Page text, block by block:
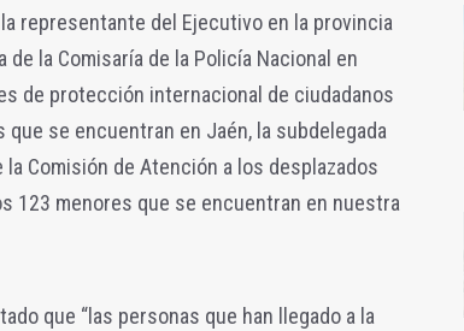
representante del Ejecutivo en la provincia
la Comisaría de la Policía Nacional en
de protección internacional de ciudadanos
se encuentran en Jaén, la subdelegada
Comisión de Atención a los desplazados
123 menores que se encuentran en nuestra
que “las personas que han llegado a la